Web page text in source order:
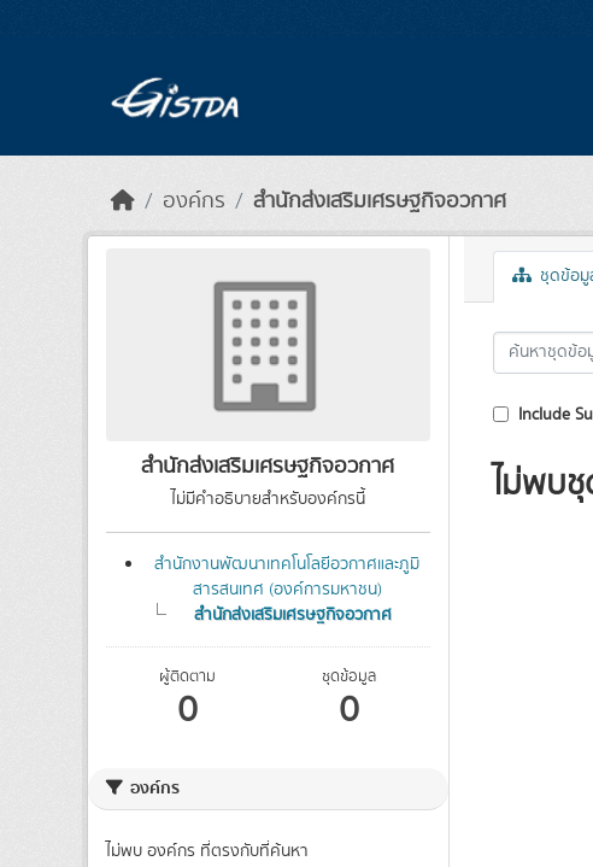
องค์กร สำนักส่งเสริมเศรษฐกิจอวกาศ
สำนักส่งเสริมเศรษฐกิจอวกาศ
ไม่มีคำอธิบายสำหรับองค์กรนี้
สำนักงานพัฒนาเทคโนโลยีอวกาศและภูมิ
สารสนเทศ (องค์การมหาชน)
สำนักส่งเสริมเศรษฐกิจอวกาศ
ผู้ติดตาม
0
ชุดข้อมูล
0
องค์กร
ไม่พบ องค์กร ที่ตรงกับที่ค้นหา
ชุดข้อมู
Include
ไม่พบ